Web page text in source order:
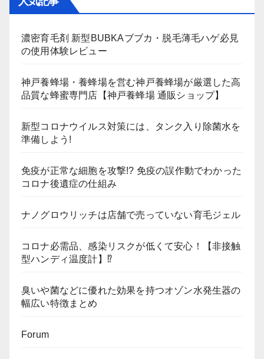
濃密育毛剤 新型BUBKAブブカ・脱毛薄毛ハゲ必見
の使用体験レビュー
神戸養蜂場・養蜂場を営む神戸養蜂場が厳選した高
品質な蜂蜜専門店【神戸養蜂場 通販ショップ】
新型コロナウイルス対策には、タンク入り除菌水を
準備しよう!
免疫が正常な細胞を攻撃!? 免疫の誤作動でわかった
コロナ後遺症の仕組み
ナノグロウリッチは店舗で売っていない育毛ジェル
コロナ必需品、感染リスクが低くて安心！【非接触
型ハンディ温度計】⁉
臭いや菌などに優れた効果を持つオゾン水発生器の
幅広い特徴まとめ
Forum